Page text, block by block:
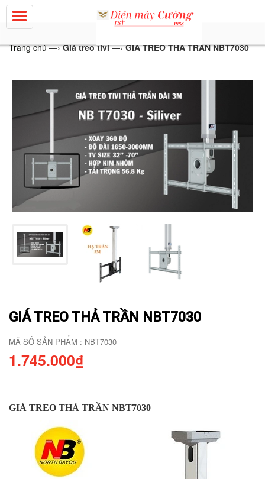
Trang chủ—› Giá treo tivi—› GIÁ TREO THẢ TRẦN NBT7030
GIÁ TREO THẢ TRẦN NBT7030
MÃ SỐ SẢN PHẨM : NBT7030
1.745.000₫
GIÁ TREO THẢ TRẦN NBT7030